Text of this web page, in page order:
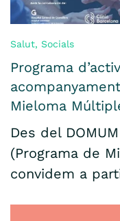
Salut, Socials
Programa
Mieloma
Des del
(Programa de
convidem a